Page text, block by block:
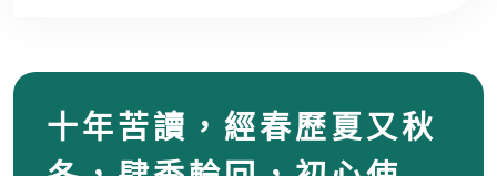
十年苦讀，經春歷夏又秋